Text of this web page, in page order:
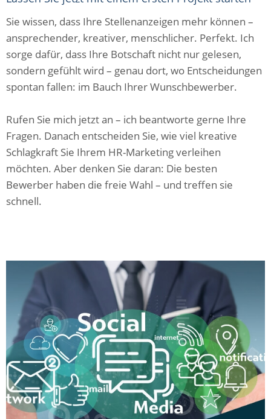
Sie wissen, dass Ihre Stellenanzeigen mehr können –
ansprechender, kreativer, menschlicher. Perfekt. Ich
sorge dafür, dass Ihre Botschaft nicht nur gelesen,
sondern gefühlt wird – genau dort, wo Entscheidungen
spontan fallen: im Bauch Ihrer Wunschbewerber.
Rufen Sie mich jetzt an – ich beantworte gerne Ihre
Fragen. Danach entscheiden Sie, wie viel kreative
Schlagkraft Sie Ihrem HR-Marketing verleihen
möchten. Aber denken Sie daran: Die besten
Bewerber haben die freie Wahl – und treffen sie
schnell.